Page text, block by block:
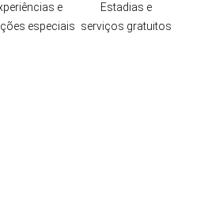
e
especiais
Estadias e
serviços gratuitos